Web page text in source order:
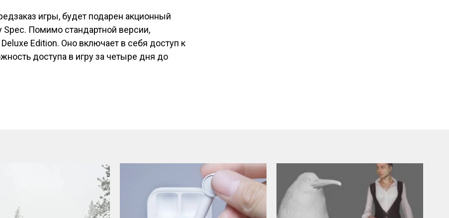
игры, будет подарен акционный
Spec. Помимо стандартной версии,
Edition. Оно включает в себя доступ к
доступа в игру за четыре дня до